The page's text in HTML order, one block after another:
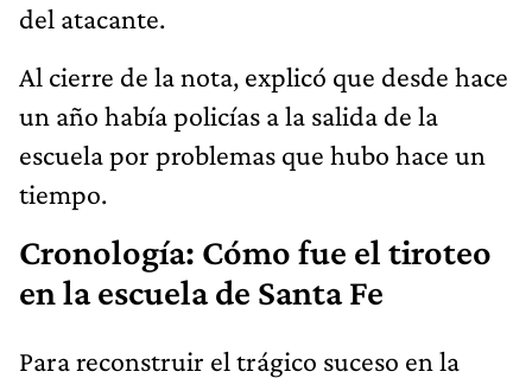
del atacante.
Al cierre de la nota, explicó que desde hace
un año había policías a la salida de la
escuela por problemas que hubo hace un
tiempo.
Cronología: Cómo fue el tiroteo
en la escuela de Santa Fe
Para reconstruir el trágico suceso en la